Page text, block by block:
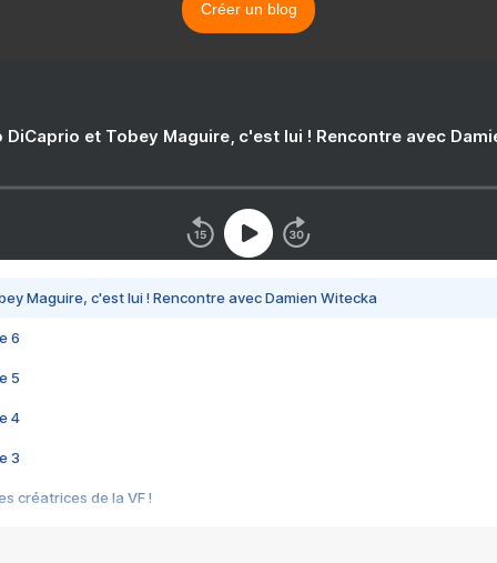
Créer un blog
DiCaprio et Tobey Maguire, c'est lui ! Rencontre avec
Maguire, c'est lui ! Rencontre avec Damien Witecka
6
5
4
3
créatrices de la VF !